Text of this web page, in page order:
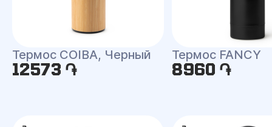
Термос COIBA, Черный
12573 ֏
Термос FANCY
8960 ֏